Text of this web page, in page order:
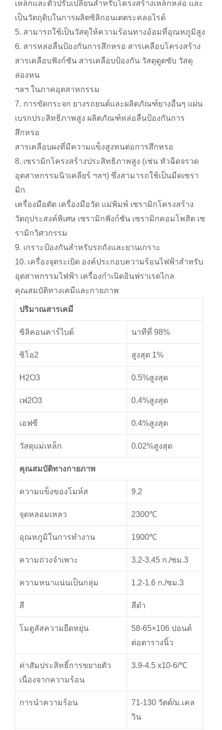
เหล็กและตัวปรับเปลี่ยนสำหรับโครงสร้างเหล็กหล่อ และ
เป็นวัตถุดิบในการผลิตซิลิกอนเตตระคลอไรด์
5. สามารถใช้เป็นวัสดุให้ความร้อนทางอ้อมที่อุณหภูมิสูง
6. สารหล่อลื่นป้องกันการสึกหรอ สารเคลือบโครงสร้าง
สารเคลือบฟังก์ชัน สารเคลือบป้องกัน วัสดุดูดซับ วัสดุ
ล่องหน
ฯลฯ ในภาคอุตสาหกรรม
7. การขัดกระจก ยางรถยนต์และผลิตภัณฑ์ยางอื่นๆ แผ่น
เบรกประสิทธิภาพสูง ผลิตภัณฑ์หล่อลื่นป้องกันการ
สึกหรอ
สารเคลือบผงที่มีความแข็งสูงทนต่อการสึกหรอ
8. เซรามิกโครงสร้างประสิทธิภาพสูง (เช่น หัวฉีดจรวด
อุตสาหกรรมนิวเคลียร์ ฯลฯ) ซึ่งสามารถใช้เป็นมีดเซรา
มิก
เครื่องมือตัด เครื่องมือวัด แม่พิมพ์ เซรามิกโครงสร้าง
วัตถุประสงค์พิเศษ เซรามิกฟังก์ชัน เซรามิกคอมโพสิต เซ
รามิกวิศวกรรม
9. เกราะป้องกันสำหรับรถถังและยานเกราะ
10. เครื่องจุดระเบิด องค์ประกอบความร้อนไฟฟ้าสำหรับ
อุตสาหกรรมไฟฟ้า เครื่องกำเนิดอินฟราเรดไกล
คุณสมบัติทางเคมีและกายภาพ
ปริมาณสารเคมี
ซิลิคอนคาร์ไบด์ นาทีที่ 98%
ซิโอ2 สูงสุด 1%
H2O3 0.5%สูงสุด
เฟ2O3 0.4%สูงสุด
เอฟซี 0.4%สูงสุด
วัสดุแม่เหล็ก 0.02%สูงสุด
คุณสมบัติทางกายภาพ
ความแข็งของโมห์ส 9.2
จุดหลอมเหลว 2300℃
อุณหภูมิในการทำงาน 1900℃
ความถ่วงจำเพาะ 3.2-3.45 ก./ซม.3
ความหนาแน่นเป็นกลุ่ม 1.2-1.6 ก./ซม.3
สี สีดำ
โมดูลัสความยืดหยุ่น
58-65×106 ปอนด์
ต่อตารางนิ้ว
ค่าสัมประสิทธิ์การขยายตัว
เนื่องจากความร้อน
3.9-4.5 x10-6/℃
การนำความร้อน
71-130 วัตต์/ม.เคล
วิน